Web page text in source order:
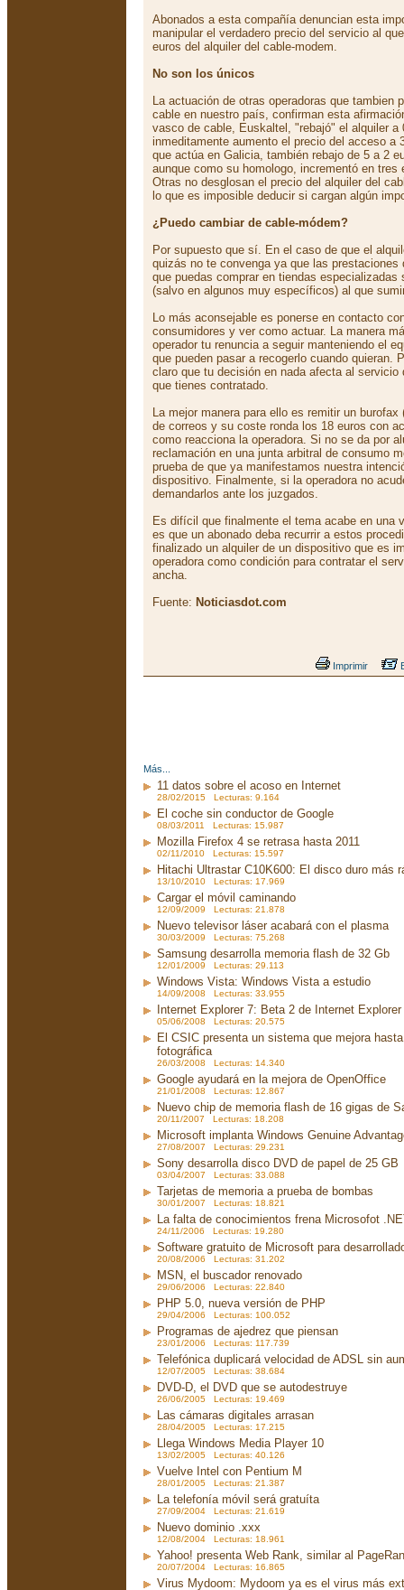
Abonados a esta compañía denuncian esta
manipular el verdadero precio del servicio al
euros del alquiler del cable-modem.
No son los únicos
La actuación de otras operadoras que tambien
cable en nuestro país, confirman esta
vasco de cable, Euskaltel, "rebajó" el alquiler a
inmeditamente aumento el precio del acceso a
que actúa en Galicia, también rebajo de 5 a 2
aunque como su homologo, incrementó en
Otras no desglosan el precio del alquiler del
lo que es imposible deducir si cargan algún
¿Puedo cambiar de cable-módem?
Por supuesto que sí. En el caso de que el
quizás no te convenga ya que las prestaciones
que puedas comprar en tiendas especializadas
(salvo en algunos muy específicos) al que
Lo más aconsejable es ponerse en contacto
consumidores y ver como actuar. La manera
operador tu renuncia a seguir manteniendo el
que pueden pasar a recogerlo cuando quieran.
claro que tu decisión en nada afecta al servicio
que tienes contratado.
La mejor manera para ello es remitir un
de correos y su coste ronda los 18 euros con
como reacciona la operadora. Si no se da por
reclamación en una junta arbitral de consumo
prueba de que ya manifestamos nuestra
dispositivo. Finalmente, si la operadora no
demandarlos ante los juzgados.
Es difícil que finalmente el tema acabe en una
es que un abonado deba recurrir a estos
finalizado un alquiler de un dispositivo que es
operadora como condición para contratar el
ancha.
Fuente: Noticiasdot.com
Imprimir
Más...
11 datos sobre el acoso en Internet
28/02/2015 Lecturas: 9.164
El coche sin conductor de Google
08/03/2011 Lecturas: 15.987
Mozilla Firefox 4 se retrasa hasta 2011
02/11/2010 Lecturas: 15.597
Hitachi Ultrastar C10K600: El disco duro más
13/10/2010 Lecturas: 17.969
Cargar el móvil caminando
12/09/2009 Lecturas: 21.878
Nuevo televisor láser acabará con el plasma
30/03/2009 Lecturas: 75.268
Samsung desarrolla memoria flash de 32 Gb
12/01/2009 Lecturas: 29.113
Windows Vista: Windows Vista a estudio
14/09/2008 Lecturas: 33.955
Internet Explorer 7: Beta 2 de Internet Explorer
05/06/2008 Lecturas: 20.575
El CSIC presenta un sistema que mejora
fotográfica
26/03/2008 Lecturas: 14.340
Google ayudará en la mejora de OpenOffice
21/01/2008 Lecturas: 12.867
Nuevo chip de memoria flash de 16 gigas de
20/11/2007 Lecturas: 18.208
Microsoft implanta Windows Genuine
27/08/2007 Lecturas: 29.231
Sony desarrolla disco DVD de papel de 25 GB
03/04/2007 Lecturas: 33.088
Tarjetas de memoria a prueba de bombas
30/01/2007 Lecturas: 18.821
La falta de conocimientos frena Microsofot
24/11/2006 Lecturas: 19.280
Software gratuito de Microsoft para
20/08/2006 Lecturas: 31.202
MSN, el buscador renovado
29/06/2006 Lecturas: 22.840
PHP 5.0, nueva versión de PHP
29/04/2006 Lecturas: 100.052
Programas de ajedrez que piensan
23/01/2006 Lecturas: 117.739
Telefónica duplicará velocidad de ADSL sin
12/07/2005 Lecturas: 38.684
DVD-D, el DVD que se autodestruye
26/06/2005 Lecturas: 19.469
Las cámaras digitales arrasan
28/04/2005 Lecturas: 17.215
Llega Windows Media Player 10
13/02/2005 Lecturas: 40.126
Vuelve Intel con Pentium M
28/01/2005 Lecturas: 21.387
La telefonía móvil será gratuíta
27/09/2004 Lecturas: 21.619
Nuevo dominio .xxx
12/08/2004 Lecturas: 18.961
Yahoo! presenta Web Rank, similar al
20/07/2004 Lecturas: 16.865
Virus Mydoom: Mydoom ya es el virus más